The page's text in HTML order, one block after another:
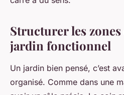
Structurer les
jardin fonctionnel
Un jardin bien pensé, c’est
organisé. Comme dans une